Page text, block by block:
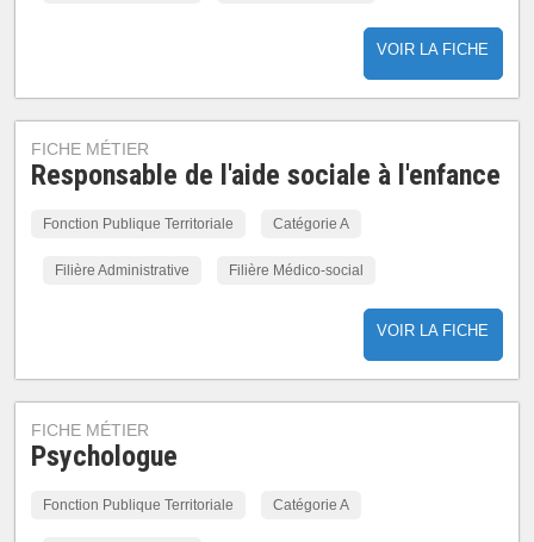
VOIR LA FICHE
FICHE MÉTIER
Responsable de l'aide sociale à l'enfance
Fonction Publique Territoriale Catégorie A
Filière Administrative Filière Médico-social
VOIR LA FICHE
FICHE MÉTIER
Psychologue
Fonction Publique Territoriale Catégorie A